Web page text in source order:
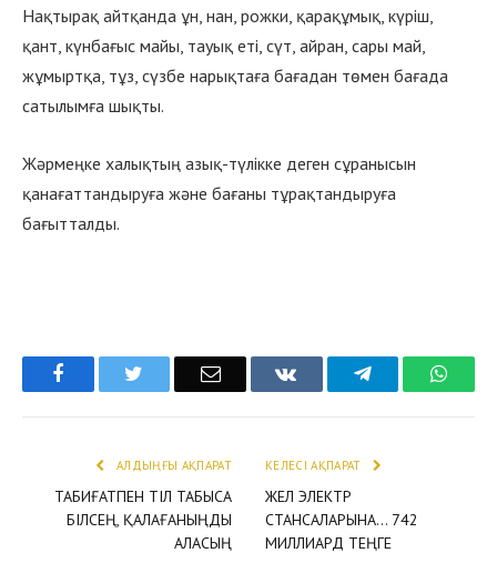
Нақтырақ айтқанда ұн, нан, рожки, қарақұмық, күріш,
қант, күнбағыс майы, тауық еті, сүт, айран, сары май,
жұмыртқа, тұз, сүзбе нарықтаға бағадан төмен бағада
сатылымға шықты.
Жәрмеңке халықтың азық-түлікке деген сұранысын
қанағаттандыруға және бағаны тұрақтандыруға
бағытталды.
Facebook Email VKontakteTelegram
АЛДЫҢҒЫ АҚПАРАТ
ТАБИҒАТПЕН ТІЛ ТАБЫСА
БІЛСЕҢ, ҚАЛАҒАНЫҢДЫ
АЛАСЫҢ
КЕЛЕСІ АҚПАРАТ
ЖЕЛ ЭЛЕКТР
СТАНСАЛАРЫНА… 742
МИЛЛИАРД ТЕҢГЕ